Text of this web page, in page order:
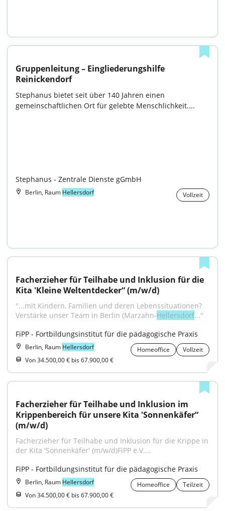
Gruppenleitung – Eingliederungshilfe
Reinickendorf
Stephanus bietet seit über 140 Jahren einen
gemeinschaftlichen Ort für gelebte Menschlichkeit....
Stephanus - Zentrale Dienste gGmbH
Berlin, Raum Hellersdorf Vollzeit
Facherzieher für Teilhabe und Inklusion für die
Kita 'Kleine Weltentdecker“ (m/w/d)
"...mit Kindern, Familien und deren Lebenssituationen?
Verstärke unser Team in Berlin (Marzahn-Hellersdorf..."
FiPP - Fortbildungsinstitut für die pädagogische Praxis
Berlin, Raum Hellersdorf Homeoffice
Vollzeit
Von 34.500,00 € bis 67.900,00 €
Facherzieher für Teilhabe und Inklusion im
Krippenbereich für unsere Kita 'Sonnenkäfer“
(m/w/d)
Facherzieher für Teilhabe und Inklusion für die Krippe in
der Kita 'Sonnenkäfer' (m/w/d)FiPP e.V....
FiPP - Fortbildungsinstitut für die pädagogische Praxis
Berlin, Raum Hellersdorf Homeoffice
Teilzeit
Von 34.500,00 € bis 67.900,00 €